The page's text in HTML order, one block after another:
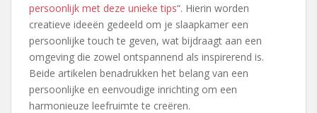
persoonlijk met deze unieke tips“. Hierin worden
creatieve ideeën gedeeld om je slaapkamer een
persoonlijke touch te geven, wat bijdraagt aan een
omgeving die zowel ontspannend als inspirerend is.
Beide artikelen benadrukken het belang van een
persoonlijke en eenvoudige inrichting om een
harmonieuze leefruimte te creëren.